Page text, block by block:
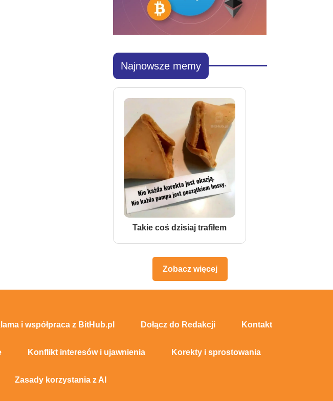
Najnowsze memy
Takie coś dzisiaj trafiłem
Zobacz więcej
i współpraca z BitHub.pl Dołącz do Redakcji Kontakt
Konflikt interesów i ujawnienia Korekty i sprostowania
Zasady korzystania z AI